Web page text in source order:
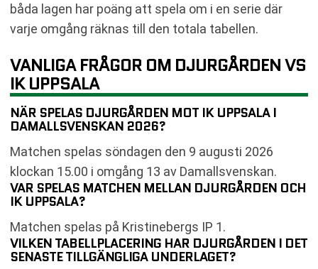
båda lagen har poäng att spela om i en serie där
varje omgång räknas till den totala tabellen.
VANLIGA FRÅGOR OM DJURGÅRDEN VS
IK UPPSALA
NÄR SPELAS DJURGÅRDEN MOT IK UPPSALA I
DAMALLSVENSKAN 2026?
Matchen spelas söndagen den 9 augusti 2026
klockan 15.00 i omgång 13 av Damallsvenskan.
VAR SPELAS MATCHEN MELLAN DJURGÅRDEN OCH
IK UPPSALA?
Matchen spelas på Kristinebergs IP 1.
VILKEN TABELLPLACERING HAR DJURGÅRDEN I DET
SENASTE TILLGÄNGLIGA UNDERLAGET?